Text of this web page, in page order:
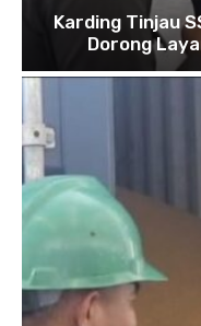
Karding Tinjau
Dorong